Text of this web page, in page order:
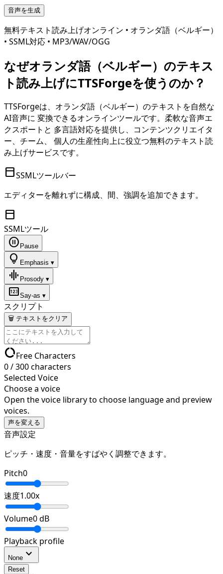
音声を生成
無料テキスト読み上げオンライン • オランダ語（ベルギー）
• SSML対応 • MP3/WAV/OGG
なぜオランダ語（ベルギー） のテキス
ト読み上げにTTSForgeを使うのか？
TTSForgeは、 オランダ語（ベルギー） のテキストを自然な
AI音声に 変換できるオンラインツールです。柔軟な音声エ
クスポートと 多言語対応を提供し、コンテンツクリエイタ
ー、チーム、 個人の生産性向上に役立つ無料のテキスト読
み上げサービスです。
toolbarSSMLツールバー
エディターを離れずに構成、間、強調を追加できます。
toolbar
SSMLツール
pause_circle Pause
lightbulb Emphasis ▾
graphic_eq Prosody ▾
pinSay-as ▾
スクリプト
🗑 テキストをクリア
data_usageFree Characters
0/300characters
Selected Voice
Choose a voice
Open the voice library to choose language and preview
voices.
声を変える
音声設定
ピッチ・速度・音量をすばやく調整できます。
Pitch0
速度1.00x
Volume0dB
Playback profile
None expand_more
Reset